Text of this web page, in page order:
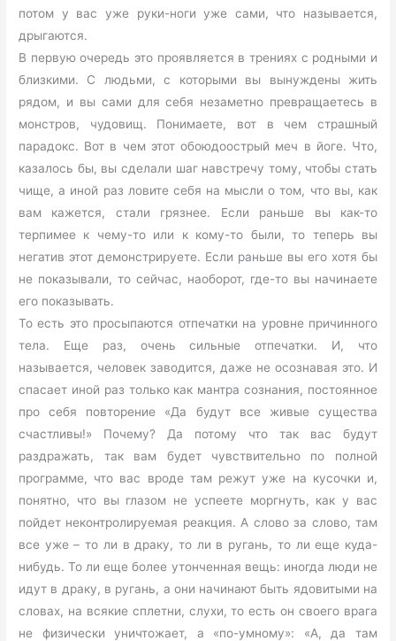
потом у вас уже руки-ноги уже сами, что называется,
дрыгаются.
В первую очередь это проявляется в трениях с родными и
близкими. С людьми, с которыми вы вынуждены жить
рядом, и вы сами для себя незаметно превращаетесь в
монстров, чудовищ. Понимаете, вот в чем страшный
парадокс. Вот в чем этот обоюдоострый меч в йоге. Что,
казалось бы, вы сделали шаг навстречу тому, чтобы стать
чище, а иной раз ловите себя на мысли о том, что вы, как
вам кажется, стали грязнее. Если раньше вы как-то
терпимее к чему-то или к кому-то были, то теперь вы
негатив этот демонстрируете. Если раньше вы его хотя бы
не показывали, то сейчас, наоборот, где-то вы начинаете
его показывать.
То есть это просыпаются отпечатки на уровне причинного
тела. Еще раз, очень сильные отпечатки. И, что
называется, человек заводится, даже не осознавая это. И
спасает иной раз только как мантра сознания, постоянное
про себя повторение «Да будут все живые существа
счастливы!» Почему? Да потому что так вас будут
раздражать, так вам будет чувствительно по полной
программе, что вас вроде там режут уже на кусочки и,
понятно, что вы глазом не успеете моргнуть, как у вас
пойдет неконтролируемая реакция. А слово за слово, там
все уже – то ли в драку, то ли в ругань, то ли еще куда-
нибудь. То ли еще более утонченная вещь: иногда люди не
идут в драку, в ругань, а они начинают быть ядовитыми на
словах, на всякие сплетни, слухи, то есть он своего врага
не физически уничтожает, а «по-умному»: «А, да там